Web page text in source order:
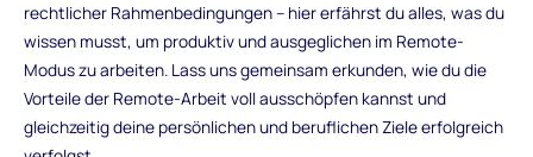
rechtlicher Rahmenbedingungen – hier erfährst du alles, was du
wissen musst, um produktiv und ausgeglichen im Remote-
Modus zu arbeiten. Lass uns gemeinsam erkunden, wie du die
Vorteile der Remote-Arbeit voll ausschöpfen kannst und
gleichzeitig deine persönlichen und beruflichen Ziele erfolgreich